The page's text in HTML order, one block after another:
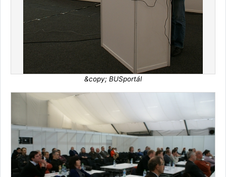
&copy; BUSportál